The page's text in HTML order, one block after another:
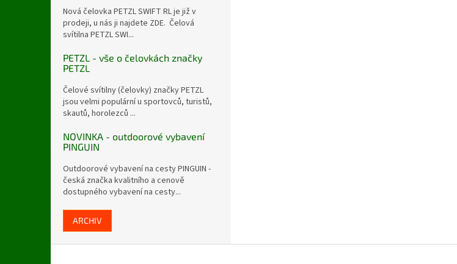
Nová čelovka PETZL SWIFT RL je již v
prodeji, u nás ji najdete ZDE. Čelová
svítilna PETZL SWI...
PETZL - vše o čelovkách značky
PETZL
Čelové svítilny (čelovky) značky PETZL
jsou velmi populární u sportovců, turistů,
skautů, horolezců ...
NOVINKA - outdoorové vybavení
PINGUIN
Outdoorové vybavení na cesty PINGUIN -
česká značka kvalitního a cenově
dostupného vybavení na cesty...
ARCHIV